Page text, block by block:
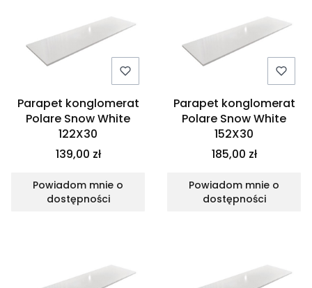
Parapet konglomerat
Polare Snow White
122X30
139,00 zł
Powiadom mnie o
dostępności
Parapet konglomerat
Polare Snow White
152X30
185,00 zł
Powiadom mnie o
dostępności